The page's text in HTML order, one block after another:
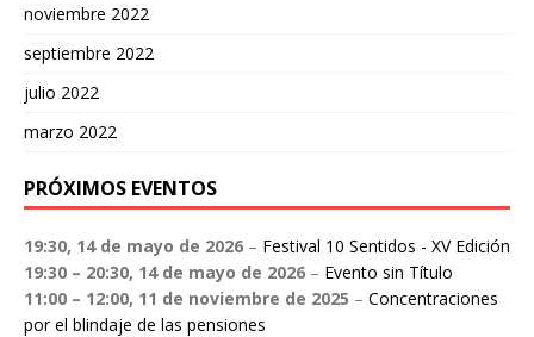
noviembre 2022
septiembre 2022
julio 2022
marzo 2022
PRÓXIMOS EVENTOS
19:30, 14 de mayo de 2026 – Festival 10 Sentidos - XV Edición
19:30 – 20:30, 14 de mayo de 2026 – Evento sin Título
11:00 – 12:00, 11 de noviembre de 2025 – Concentraciones
por el blindaje de las pensiones